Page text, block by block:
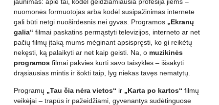
nuomonės formuotojas arba kodėl susipažinimas internete
gali būti netgi nuoširdesnis nei gyvas. Programos „Ekranų
galia“ filmai paskatins permąstyti televizijos, interneto ar net
pačių filmų įtaką mums mėginant apsispręsti, ko gi reikėtų
nekęsti, ką palaikyti ar net kaip geisti. Na, o muzikinės
programos filmai pakvies kurti savo taisykles – išsakyti
drąsiausias mintis ir šokti taip, lyg niekas tavęs nematytų.
Programų „Tau čia nėra vietos“ ir „Karta po kartos“ filmų
veikėjai – trapūs ir pažeidžiami, gyvenantys sudėtinguose